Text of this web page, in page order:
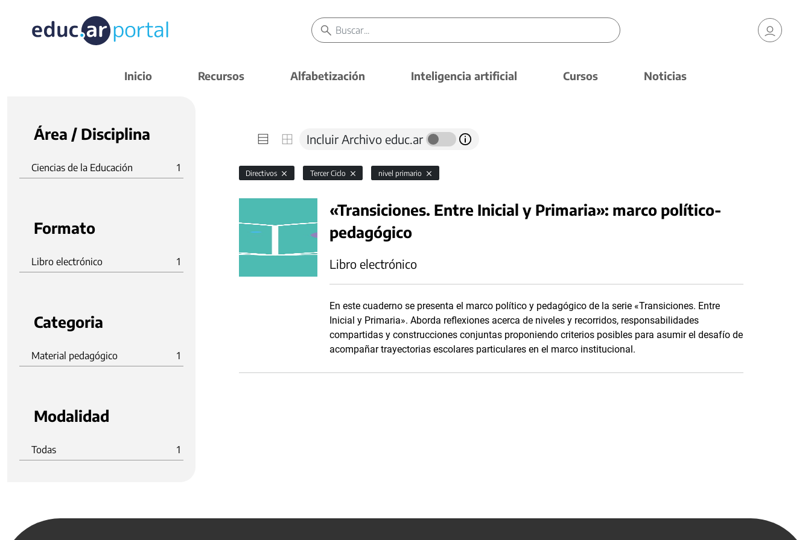
Inicio Recursos Alfabetización Inteligencia artificial Cursos Noticias
Área / Disciplina
Ciencias de la Educación 1
Formato
Libro electrónico 1
Categoria
Material pedagógico 1
Modalidad
Todas 1
Incluir Archivo educ.ar
Directivos Tercer Ciclo nivel primario
«Transiciones. Entre Inicial y Primaria»: marco político-
pedagógico
Libro electrónico
En este cuaderno se presenta el marco político y pedagógico de la serie «Transiciones. Entre
Inicial y Primaria». Aborda reflexiones acerca de niveles y recorridos, responsabilidades
compartidas y construcciones conjuntas proponiendo criterios posibles para asumir el desafío de
acompañar trayectorias escolares particulares en el marco institucional.